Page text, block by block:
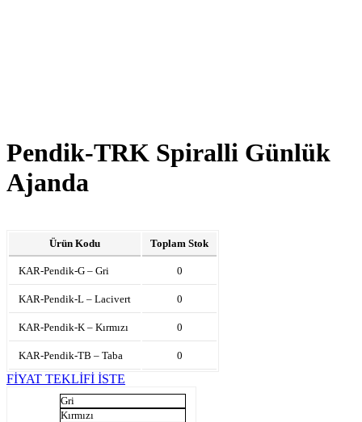
Pendik-TRK Spiralli Günlük
Ajanda
Ürün Kodu Toplam Stok
KAR-Pendik-G – Gri 0
KAR-Pendik-L – Lacivert 0
KAR-Pendik-K – Kırmızı 0
KAR-Pendik-TB – Taba 0
FİYAT TEKLİFİ İSTE
Gri
Kırmızı